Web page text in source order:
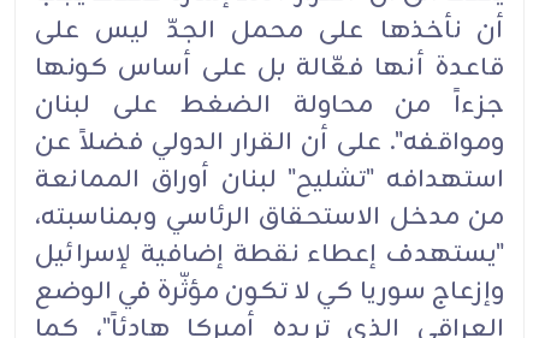
أن نأخذها على محمل الجدّ ليس على
قاعدة أنها فعّالة بل على أساس كونها
جزءاً من محاولة الضغط على لبنان
ومواقفه". على أن القرار الدولي فضلاً عن
استهدافه "تشليح" لبنان أوراق الممانعة
من مدخل الاستحقاق الرئاسي وبمناسبته،
"يستهدف إعطاء نقطة إضافية لإسرائيل
وإزعاج سوريا كي لا تكون مؤثّرة في الوضع
العراقي الذي تريده أميركا هادئاً"، كما